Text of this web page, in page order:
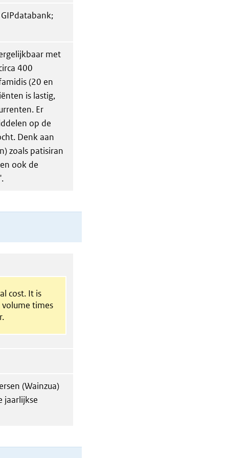
met
400
(20 en
is lastig,
Er
op de
Denk aan
zoals patisiran
ook de
cost. It is
times
(Wainzua)
jaarlijkse